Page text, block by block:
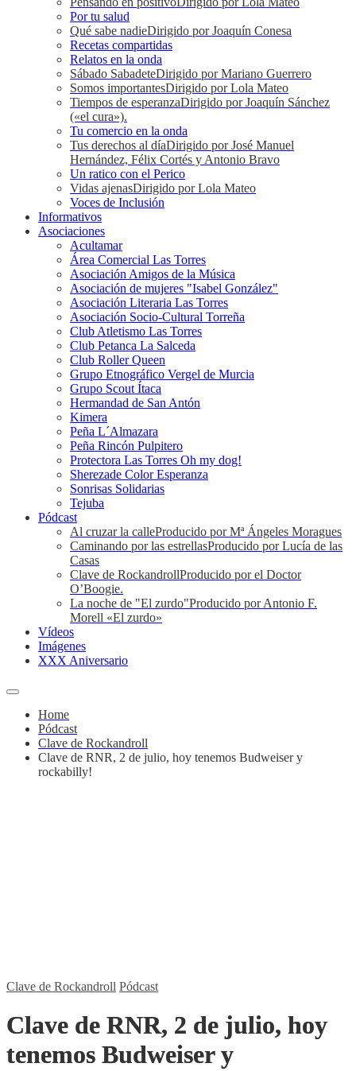
Por tu salud
Qué sabe nadieDirigido por Joaquín Conesa
Recetas compartidas
Relatos en la onda
Sábado SabadeteDirigido por Mariano Guerrero
Somos importantesDirigido por Lola Mateo
Tiempos de esperanzaDirigido por Joaquín Sánchez
(«el cura»).
Tu comercio en la onda
Tus derechos al díaDirigido por José Manuel
Hernández, Félix Cortés y Antonio Bravo
Un ratico con el Perico
Vidas ajenasDirigido por Lola Mateo
Voces de Inclusión
Informativos
Asociaciones
Acultamar
Área Comercial Las Torres
Asociación Amigos de la Música
Asociación de mujeres "Isabel González"
Asociación Literaria Las Torres
Asociación Socio-Cultural Torreña
Club Atletismo Las Torres
Club Petanca La Salceda
Club Roller Queen
Grupo Etnográfico Vergel de Murcia
Grupo Scout Ítaca
Hermandad de San Antón
Kimera
Peña L´Almazara
Peña Rincón Pulpitero
Protectora Las Torres Oh my dog!
Sherezade Color Esperanza
Sonrisas Solidarias
Tejuba
Pódcast
Al cruzar la calleProducido por Mª Ángeles Moragues
Caminando por las estrellasProducido por Lucía de las
Casas
Clave de RockandrollProducido por el Doctor
O’Boogie.
La noche de "El zurdo"Producido por Antonio F.
Morell «El zurdo»
Vídeos
Imágenes
XXX Aniversario
Home
Pódcast
Clave de Rockandroll
Clave de RNR, 2 de julio, hoy tenemos Budweiser y
rockabilly!
Clave de Rockandroll Pódcast
Clave de RNR, 2 de julio, hoy
tenemos Budweiser y